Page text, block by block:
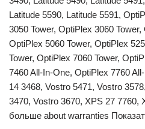
Latitude 5590, Latitude 5591,
3050 Tower, OptiPlex 3060
OptiPlex 5060 Tower, OptiPlex
Tower, OptiPlex 7060 Tower,
7460 All-In-One, OptiPlex 7760
14 3468, Vostro 5471, Vostro
3470, Vostro 3670, XPS 27 7760,
больше about warranties